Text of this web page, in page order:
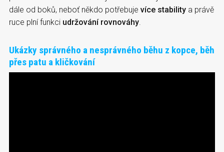
dále od boků, neboť někdo potřebuje více stability a právě
ruce plní funkci udržování rovnováhy
Ukázky správného a nesprávného běhu z kopce, běh
přes patu a kličkování